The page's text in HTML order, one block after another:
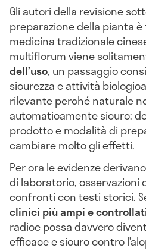
Gli autori della revisione
preparazione della pianta
medicina tradizionale
multiflorum viene
dell’uso, un passaggio
sicurezza e attività
rilevante perché naturale
automaticamente sicuro:
prodotto e modalità di
cambiare molto gli effetti.
Per ora le evidenze
di laboratorio, osservazioni
confronti con testi storici.
clinici più ampi e
radice possa davvero
efficace e sicuro contro